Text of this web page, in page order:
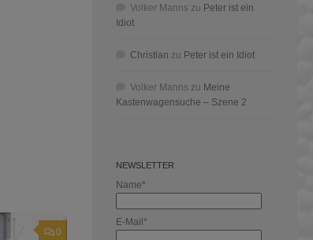
0
Volker Manns zu Peter ist ein
Idiot
Christian zu Peter ist ein Idiot
Volker Manns zu Meine
Kastenwagensuche – Szene 2
NEWSLETTER
Name*
E-Mail*